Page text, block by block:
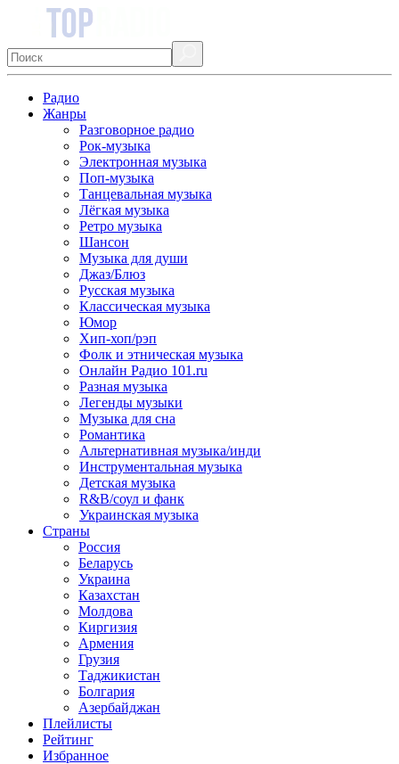
Радио
Жанры
Разговорное радио
Рок-музыка
Электронная музыка
Поп-музыка
Танцевальная музыка
Лёгкая музыка
Ретро музыка
Шансон
Музыка для души
Джаз/Блюз
Русская музыка
Классическая музыка
Юмор
Хип-хоп/рэп
Фолк и этническая музыка
Онлайн Радио 101.ru
Разная музыка
Легенды музыки
Музыка для сна
Романтика
Альтернативная музыка/инди
Инструментальная музыка
Детская музыка
R&B/cоул и фанк
Украинская музыка
Страны
Россия
Беларусь
Украина
Казахстан
Молдова
Киргизия
Армения
Грузия
Таджикистан
Болгария
Азербайджан
Плейлисты
Рейтинг
Избранное